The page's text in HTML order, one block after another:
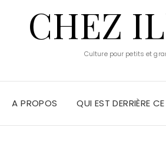
CHEZ
Culture pour petits et
A PROPOS QUI EST DERRIÈRE